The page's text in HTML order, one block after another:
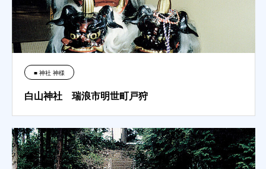
■ 神社 神様
白山神社 瑞浪市明世町戸狩